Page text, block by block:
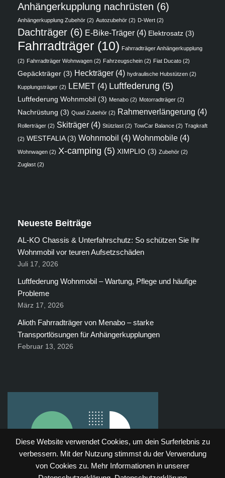
Diese Website verwendet Cookies, um dein Surferlebnis zu
verbessern. Mit der Nutzung stimmst du der Verwendung
von Cookies zu. Mehr Informationen in unserer
Anhängerkupplung nachrüsten (6)
Anhängerkupplung Zubehör (2) Autozubehör (2) D-Wert (2)
Dachträger (6) E-Bike-Träger (4) Elektrosatz (3)
Fahrradträger (10) Fahrradträger Anhängerkupplung
(2) Fahrradträger Wohnwagen (2) Fahrzeugschein (2) Fiat Ducato (2)
Gepäckträger (3) Heckträger (4) hydraulische Hubstützen (2)
Kupplungsträger (2) LEMET (4) Luftfederung (5)
Luftfederung Wohnmobil (3) Menabo (2) Motorradträger (2)
Nachrüstung (3) Quad Zubehör (2) Rahmenverlängerung (4)
Rollerträger (2) Skiträger (4) Stützlast (2) TowCar Balance (2) Tragkraft
(2) WESTFALIA(3) Wohnmobil (4) Wohnmobile (4)
Wohnwagen (2) X-camping (5) XIMPLIO (3) Zubehör (2)
Zuglast (2)
Neueste Beiträge
AL-KO Chassis & Unterfahrschutz: So schützen Sie Ihr
Wohnmobil vor teuren Aufsetzschäden
Juli 17, 2026
Luftfederung Wohnmobil – Wartung, Pflege und häufige
Probleme
März 17, 2026
Alioth Fahrradträger von Menabo – starke
Transportlösungen für Anhängerkupplungen
Februar 13, 2026